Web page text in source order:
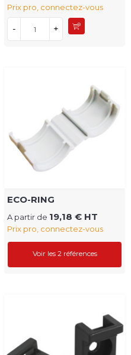
Prix pro, connectez-vous
- +
ECO-RING
A partir de 19,18 € HT
Prix pro, connectez-vous
Voir les 2 références